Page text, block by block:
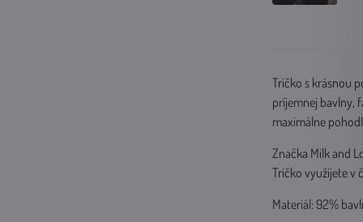
Tričko s krásnou
príjemnej bavlny,
maximálne
Značka Milk and
Tričko využijete v
Materiál: 92%